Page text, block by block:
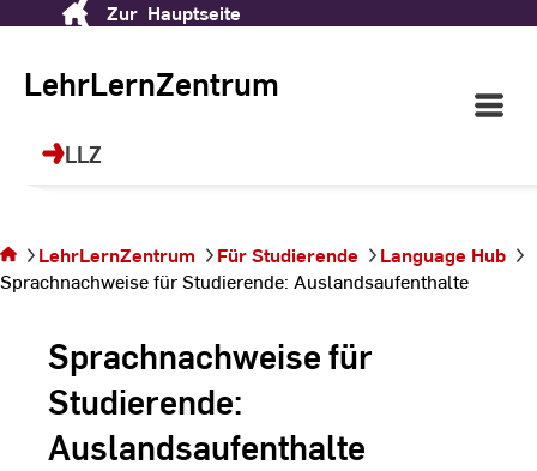
Content
Zur Hauptseite
LehrLernZentrum
LLZ
Open
Main
LehrLernZentrum (LLZ)
und berufliche Weiterbildung!
der Seite
Sprachnachweise
für Studierende:
LehrLernZentrum Für Studierende
Language Hub
Sprachnachweise für Studierende: Auslandsaufenthalte
Sprachnachweise für
Studierende:
Auslandsaufenthalte